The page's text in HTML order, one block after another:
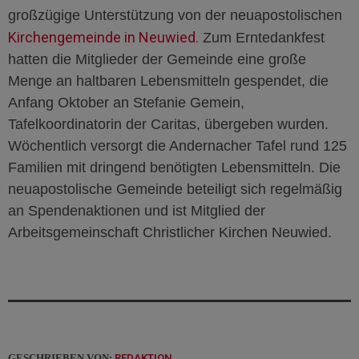
großzügige Unterstützung von der neuapostolischen
Kirchengemeinde in Neuwied. Zum Erntedankfest
hatten die Mitglieder der Gemeinde eine große
Menge an haltbaren Lebensmitteln gespendet, die
Anfang Oktober an Stefanie Gemein,
Tafelkoordinatorin der Caritas, übergeben wurden.
Wöchentlich versorgt die Andernacher Tafel rund 125
Familien mit dringend benötigten Lebensmitteln. Die
neuapostolische Gemeinde beteiligt sich regelmäßig
an Spendenaktionen und ist Mitglied der
Arbeitsgemeinschaft Christlicher Kirchen Neuwied.